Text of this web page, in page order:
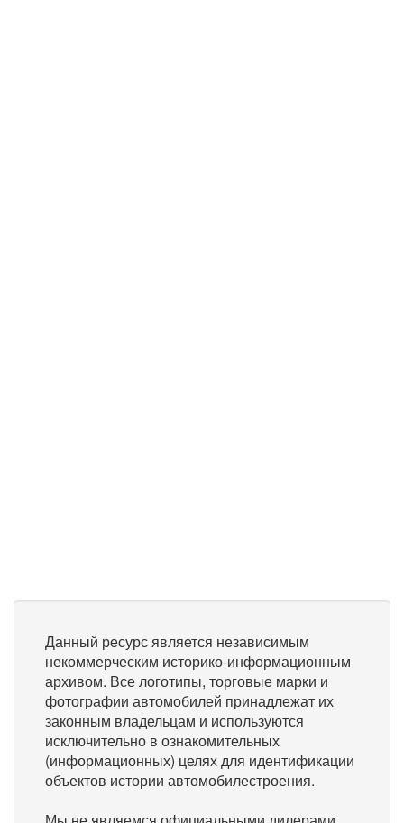
Данный ресурс является независимым
некоммерческим историко-информационным
архивом. Все логотипы, торговые марки и
фотографии автомобилей принадлежат их
законным владельцам и используются
исключительно в ознакомительных
(информационных) целях для идентификации
объектов истории автомобилестроения.